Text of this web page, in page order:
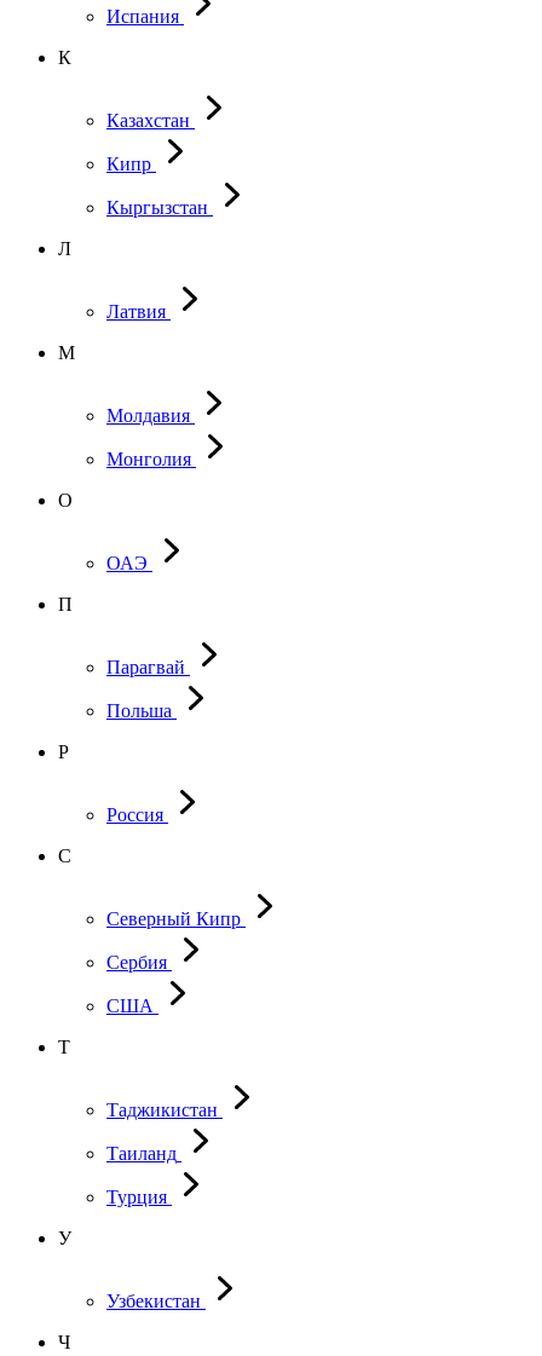
Испания
К
Казахстан
Кипр
Кыргызстан
Л
Латвия
М
Молдавия
Монголия
О
ОАЭ
П
Парагвай
Польша
Р
Россия
С
Северный Кипр
Сербия
США
Т
Таджикистан
Таиланд
Турция
У
Узбекистан
Ч